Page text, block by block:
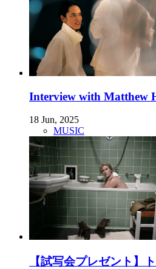
Interview with Matthew
18 Jun, 2025
MUSIC
【試写会プレゼント】